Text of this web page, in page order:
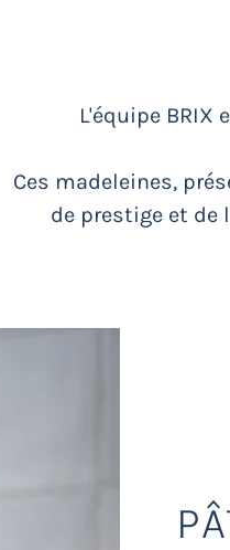
L'équipe BRIX
Ces madeleines,
de prestige et de